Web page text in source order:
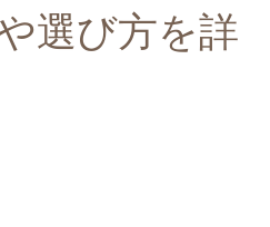
選び方を詳